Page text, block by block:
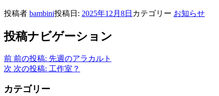
投稿者 bambini投稿日: 2025年12月8日 カテゴリー お知らせ
投稿ナビゲーション
前 前の投稿: 先週のアラカルト
次 次の投稿: 工作室？
カテゴリー